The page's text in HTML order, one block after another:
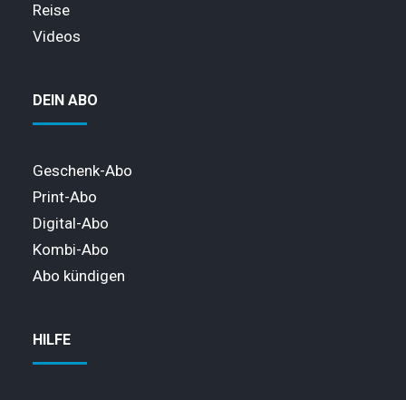
Reise
Videos
DEIN ABO
Geschenk-Abo
Print-Abo
Digital-Abo
Kombi-Abo
Abo kündigen
HILFE